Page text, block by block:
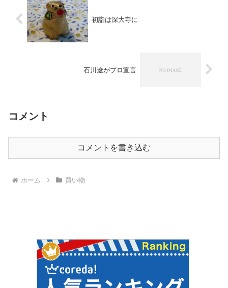
初詣は深大寺に
石川遼がプロ宣言
コメント
コメントを書き込む
ホーム 買い物